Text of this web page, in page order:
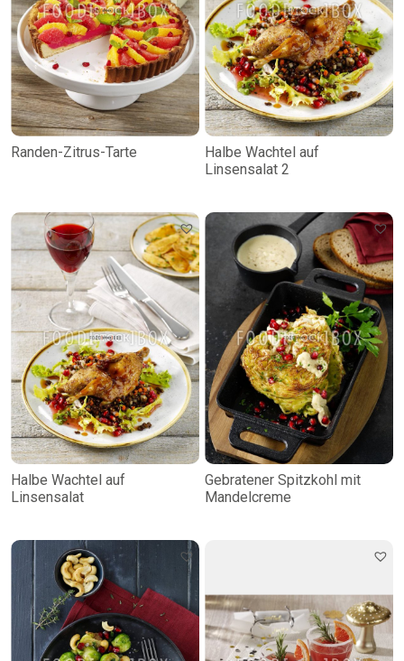
Randen-Zitrus-Tarte
Halbe Wachtel auf
Linsensalat 2
Halbe Wachtel auf
Linsensalat
Gebratener Spitzkohl mit
Mandelcreme